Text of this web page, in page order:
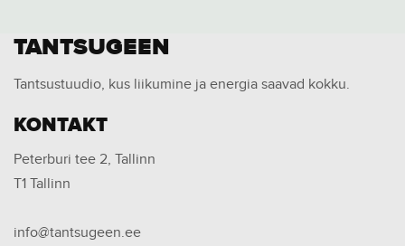
TANTSUGEEN
Tantsustuudio, kus liikumine ja energia saavad kokku.
KONTAKT
Peterburi tee 2, Tallinn
T1 Tallinn
info@tantsugeen.ee